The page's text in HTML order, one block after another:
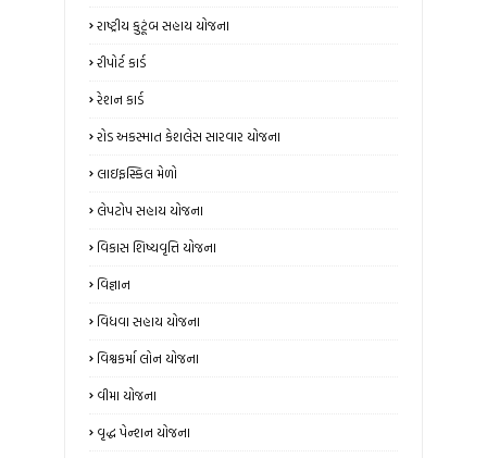
રાષ્ટ્રીય કુટૂંબ સહાય યોજના
રીપોર્ટ કાર્ડ
રેશન કાર્ડ
રોડ અકસ્માત કેશલેસ સારવાર યોજના
લાઇફસ્કિલ મેળો
લેપટોપ સહાય યોજના
વિકાસ શિષ્યવૃત્તિ યોજના
વિજ્ઞાન
વિધવા સહાય યોજના
વિશ્વકર્મા લોન યોજના
વીમા યોજના
વૃદ્ધ પેન્શન યોજના